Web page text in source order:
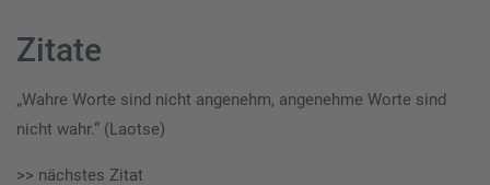
Zitate
„Wahre Worte sind nicht angenehm, angenehme Worte sind
nicht wahr.“ (Laotse)
>> nächstes Zitat